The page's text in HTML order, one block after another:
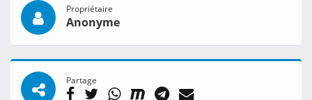
Propriétaire
Anonyme
Partage